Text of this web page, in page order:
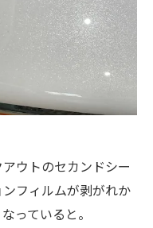
ウトのセカンドシー
フィルムが剥がれか
っていると。